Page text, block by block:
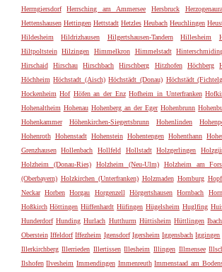
Herrngiersdorf
Herrsching am Ammersee Hersbruck
Hettenshausen Hettingen Hettstadt Hetzles Heubach Heuchlingen
Hildesheim
Hildrizhausen Hilgertshausen-Tandern Hillesheim
Hiltpoltstein
Hilzingen Himmelkron Himmelstadt
Hirschaid
Hirschau Hirschbach Hirschberg Hitzhofen Höchberg
Höchheim Höchstadt (Aisch) Höchstädt (Donau) Höchstädt
Hockenheim Hof Höfen an der Enz Hofheim in Unterfranken
Hohenaltheim Hohenau Hohenberg an der Eger Hohenbrunn
Hohenkammer
Höhenkirchen-Siegertsbrunn Hohenlinden
Hohenroth Hohenstadt Hohenstein Hohentengen Hohenthann
Grenzhausen
Hollenbach Hollfeld Hollstadt Holzgerlingen
Holzheim (Donau-Ries)
Holzheim (Neu-Ulm) Holzheim am
(Oberbayern) Holzkirchen (Unterfranken) Holzmaden Homburg
Neckar Horben Horgau Horgenzell Hörgertshausen Hornbach
Hoßkirch Höttingen Hüffenhardt Hüfingen Hügelsheim Huglfing
Hunderdorf Hunding Hurlach Hutthurm Hüttisheim Hüttlingen Ibach
Oberstein Iffeldorf Iffezheim Igensdorf Igersheim Iggensbach Iggingen
Illerkirchberg Illerrieden Illertissen Illesheim Illingen Illmensee
Ilshofen Ilvesheim Immendingen Immenreuth Immenstaad am